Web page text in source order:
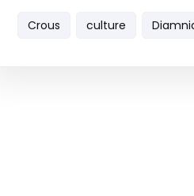
Crous culture